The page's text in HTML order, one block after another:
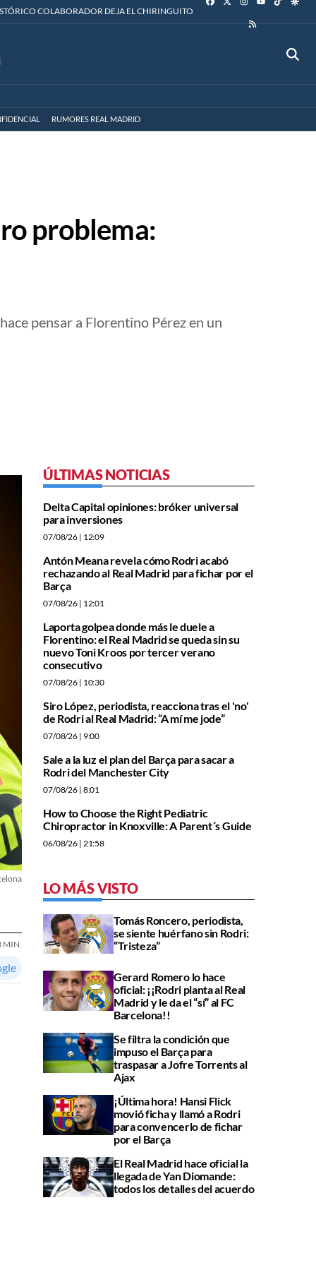
COLABORADOR DEJA EL CHIRINGUITO
RUMORES REAL MADRID
problema:
pensar a Florentino Pérez en un
MIN.
ÚLTIMAS NOTICIAS
Delta Capital opiniones: bróker universal
para inversiones
07/08/26 | 12:09
Antón Meana revela cómo Rodri acabó
rechazando al Real Madrid para fichar por el
Barça
07/08/26 | 12:01
Laporta golpea donde más le duele a
Florentino: el Real Madrid se queda sin su
nuevo Toni Kroos por tercer verano
consecutivo
07/08/26 | 10:30
Siro López, periodista, reacciona tras el 'no'
de Rodri al Real Madrid: “A mí me jode”
07/08/26 | 9:00
Sale a la luz el plan del Barça para sacar a
Rodri del Manchester City
07/08/26 | 8:01
How to Choose the Right Pediatric
Chiropractor in Knoxville: A Parent´s Guide
06/08/26 | 21:58
LO MÁS VISTO
Tomás Roncero, periodista,
se siente huérfano sin Rodri:
“Tristeza”
Gerard Romero lo hace
oficial: ¡¡Rodri planta al Real
Madrid y le da el “sí” al FC
Barcelona!!
Se filtra la condición que
impuso el Barça para
traspasar a Jofre Torrents al
Ajax
¡Última hora! Hansi Flick
movió ficha y llamó a Rodri
para convencerlo de fichar
por el Barça
El Real Madrid hace oficial la
llegada de Yan Diomande:
todos los detalles del acuerdo